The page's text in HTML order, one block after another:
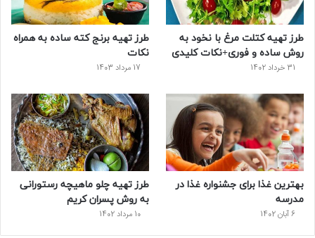
س
ت
طرز تهیه کتلت مرغ با نخود به
روش ساده و فوری+نکات کلیدی
31 خرداد 1402
طرز تهیه برنج کته ساده به همراه
نکات
17 مرداد 1403
بهترین غذا برای جشنواره غذا در
مدرسه
6 آبان 1402
طرز تهیه چلو ماهیچه رستورانی
به روش پسران کریم
10 مرداد 1402